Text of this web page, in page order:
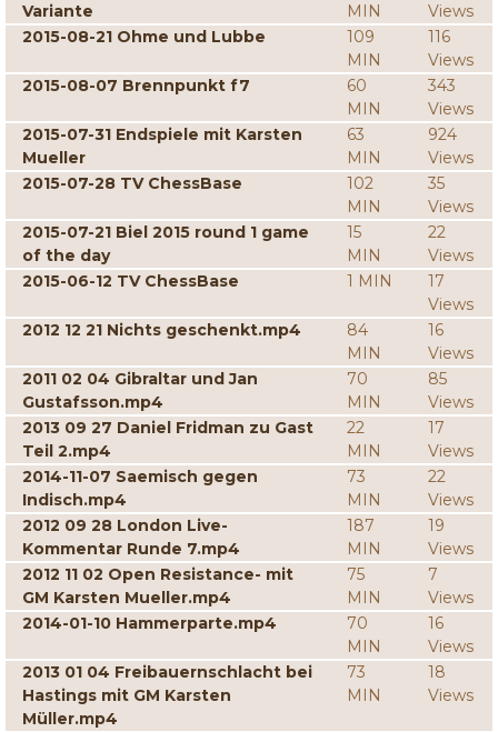
Variante
MIN
Views
2015-08-21 Ohme und Lubbe
109
MIN
116
Views
2015-08-07 Brennpunkt f7
60
MIN
343
Views
2015-07-31 Endspiele mit Karsten
Mueller
63
MIN
924
Views
2015-07-28 TV ChessBase
102
MIN
35
Views
2015-07-21 Biel 2015 round 1 game
of the day
15
MIN
22
Views
2015-06-12 TV ChessBase
1 MIN
17
Views
2012 12 21 Nichts geschenkt.mp4
84
MIN
16
Views
2011 02 04 Gibraltar und Jan
Gustafsson.mp4
70
MIN
85
Views
2013 09 27 Daniel Fridman zu Gast
Teil 2.mp4
22
MIN
17
Views
2014-11-07 Saemisch gegen
Indisch.mp4
73
MIN
22
Views
2012 09 28 London Live-
Kommentar Runde 7.mp4
187
MIN
19
Views
2012 11 02 Open Resistance- mit
GM Karsten Mueller.mp4
75
MIN
7
Views
2014-01-10 Hammerparte.mp4
70
MIN
16
Views
2013 01 04 Freibauernschlacht bei
Hastings mit GM Karsten
Müller.mp4
73
MIN
18
Views